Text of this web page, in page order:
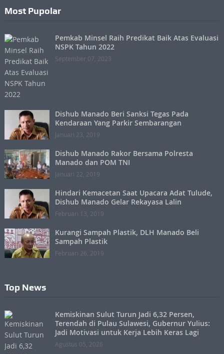
Most Pupolar
Pemkab Minsel Raih Predikat Baik Atas Evaluasi
NSPK Tahun 2022
September 07, 2023
Dishub Manado Beri Sanksi Tegas Pada
Kendaraan Yang Parkir Sembarangan
Januari 23, 2019
Dishub Manado Rakor Bersama Polresta
Manado dan POM TNI
Januari 22, 2019
Hindari Kemacetan Saat Upacara Adat Tulude,
Dishub Manado Gelar Rekayasa Lalin
Februari 13, 2019
Kurangi Sampah Plastik, DLH Manado Beli
Sampah Plastik
Februari 26, 2019
Top News
Kemiskinan Sulut Turun Jadi 6,32 Persen,
Terendah di Pulau Sulawesi, Gubernur Yulius:
Jadi Motivasi untuk Kerja Lebih Keras Lagi
Agustus 05, 2026